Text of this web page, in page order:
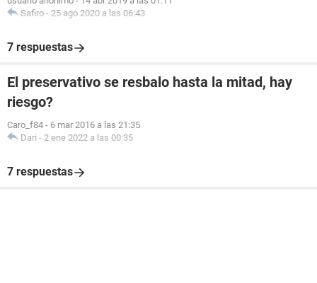
Safiro - 25 ago 2020 a las 06:43
7 respuestas
El preservativo se resbalo hasta la mitad, hay
riesgo?
Caro_f84 - 6 mar 2016 a las 21:35
Dari - 2 ene 2022 a las 00:35
7 respuestas